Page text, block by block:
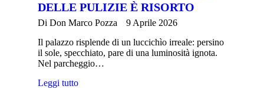
DELLE PULIZIE È RISORTO
Di Don Marco Pozza
9 Aprile 2026
Il palazzo risplende di un luccichìo irreale: persino
il sole, specchiato, pare di una luminosità ignota.
Nel parcheggio…
Leggi tutto